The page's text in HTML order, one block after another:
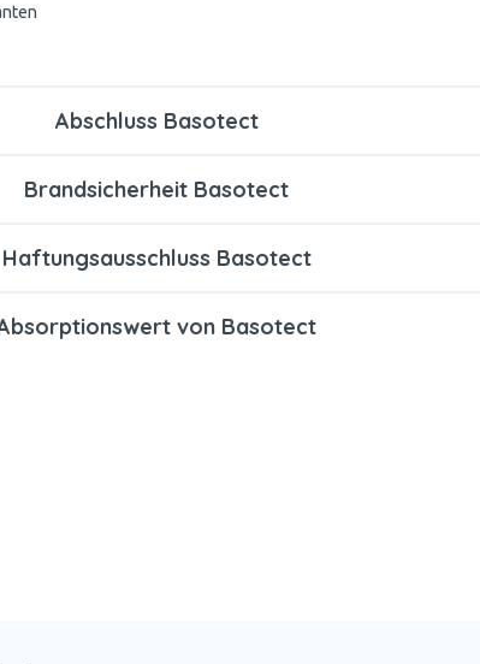
Abschluss Basotect
Brandsicherheit Basotect
Haftungsausschluss Basotect
von Basotect